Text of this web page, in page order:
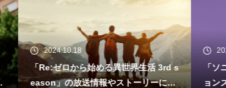
2024.10.18
「Re:ゼロから始める異世界生活 3rd s
eason」の放送情報やストーリーにつ
「ソ
ョン